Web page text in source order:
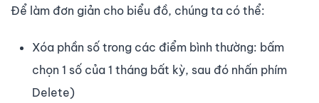
Để làm đơn giản cho biểu đồ, chúng ta có thể:
Xóa phần số trong các điểm bình thường: bấm
chọn 1 số của 1 tháng bất kỳ, sau đó nhấn phím
Delete)